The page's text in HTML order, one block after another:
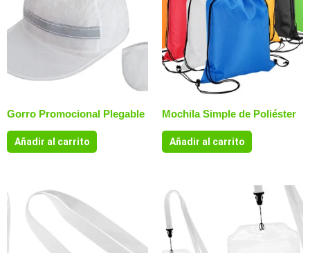
Gorro Promocional Plegable
Añadir al carrito
Mochila Simple de Poliéster
Añadir al carrito